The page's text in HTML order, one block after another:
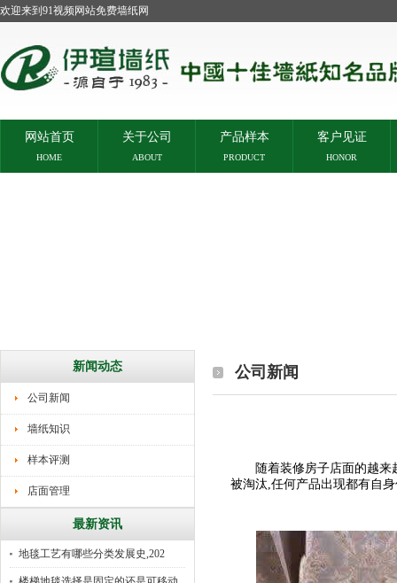
欢迎来到91视频网站免费墙纸网
网站首页
HOME
关于公司
ABOUT
产品样本
PRODUCT
客户见证
HONOR
新闻动态
公司新闻
墙纸知识
样本评测
店面管理
最新资讯
地毯工艺有哪些分类发展史,202
公司新闻
随着装修房子店面的越来越
被淘汰,任何产品出现都有自